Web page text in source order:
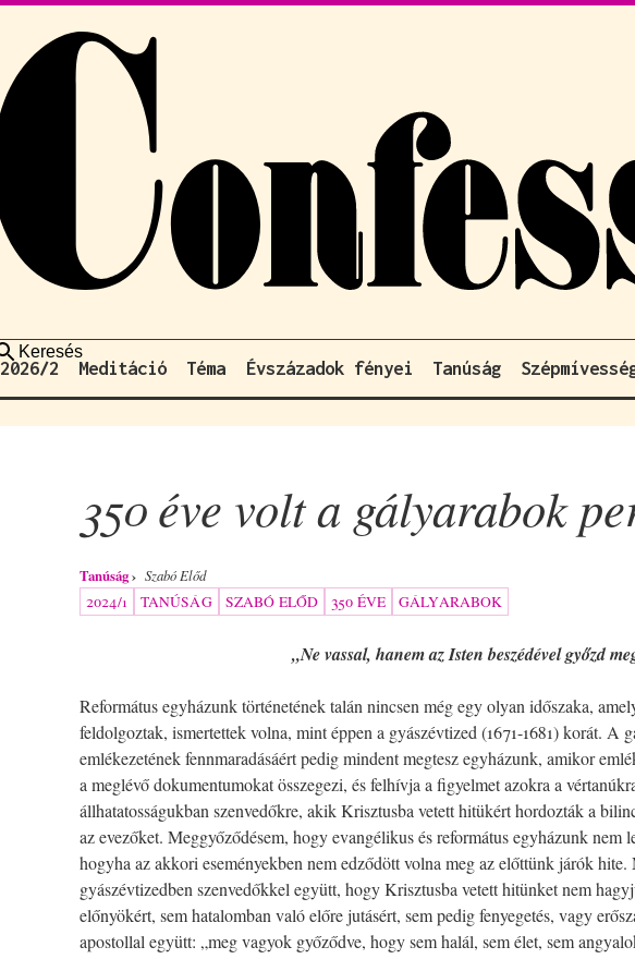
Keresés
2026/2 Meditáció Téma Évszázadok fényei Tanúság
350 éve volt a gályarabok
Tanúság Szabó Előd
2024/1 TANÚSÁG SZABÓ ELŐD 350 ÉVE GÁLYARABOK
„Ne vassal, hanem az Isten beszédével győzd
Református egyházunk történetének talán nincsen még egy olyan időszaka,
feldolgoztak, ismertettek volna, mint éppen a gyászévtized (1671-1681) korát. A
emlékezetének fennmaradásáért pedig mindent megtesz egyházunk, amikor
a meglévő dokumentumokat összegezi, és felhívja a figyelmet azokra a
állhatatosságukban szenvedőkre, akik Krisztusba vetett hitükért hordozták a
az evezőket. Meggyőződésem, hogy evangélikus és református egyházunk nem
hogyha az akkori eseményekben nem edződött volna meg az előttünk járók
gyászévtizedben szenvedőkkel együtt, hogy Krisztusba vetett hitünket nem
előnyökért, sem hatalomban való előre jutásért, sem pedig fenyegetés, vagy
apostollal együtt: „meg vagyok győződve, hogy sem halál, sem élet, sem